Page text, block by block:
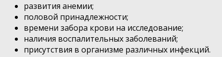
развития анемии;
половой принадлежности;
времени забора крови на исследование;
наличия воспалительных заболеваний;
присутствия в организме различных инфекций.